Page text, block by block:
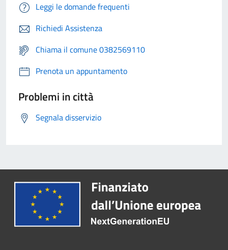
Leggi le domande frequenti
Richiedi Assistenza
Chiama il comune 0382569110
Prenota un appuntamento
Problemi in città
Segnala disservizio